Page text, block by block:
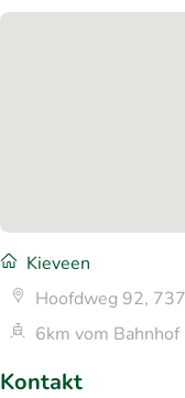
Kieveen
Hoofdweg 92,
6km vom Bahnhof
Kontakt